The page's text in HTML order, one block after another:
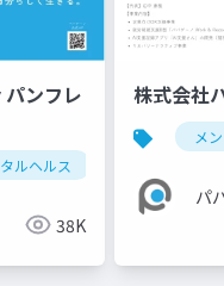
支援b型 パパゲーノ
ンフレ
ルヘルス
38K
株式会社
メ
パ